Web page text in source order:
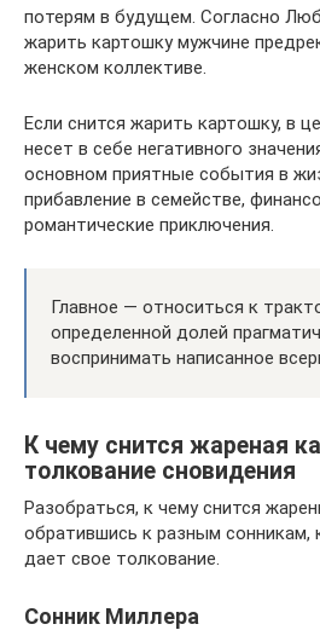
потерям в будущем. Согласно
жарить картошку мужчине
женском коллективе.
Если снится жарить картошку, в
несет в себе негативного
основном приятные события в
прибавление в семействе,
романтические приключения.
Главное — относиться к
определенной долей
воспринимать написанное
К чему снится жареная
толкование сновидения
Разобраться, к чему снится
обратившись к разным
дает свое толкование.
Сонник Миллера